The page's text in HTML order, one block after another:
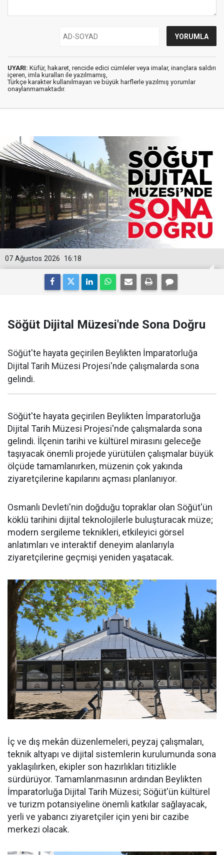
UYARI: Küfür, hakaret, rencide edici cümleler veya imalar, inançlara saldırı
içeren, imla kuralları ile yazılmamış,
Türkçe karakter kullanılmayan ve büyük harflerle yazılmış yorumlar
onaylanmamaktadır.
16:18
07 Ağustos 2026
Söğüt Dijital Müzesi'nde Sona Doğru
Söğüt'te hayata geçirilen Beylikten İmparatorluğa
Dijital Tarih Müzesi Projesi'nde çalışmalarda sona
gelindi.
Söğüt'te hayata geçirilen Beylikten İmparatorluğa
Dijital Tarih Müzesi Projesi'nde çalışmalarda sona
gelindi. İlçenin tarihi ve kültürel mirasını geleceğe
taşıyacak önemli projede yürütülen çalışmalar büyük
ölçüde tamamlanırken, müzenin çok yakında
ziyaretçilerine kapılarını açması planlanıyor.
Osmanlı Devleti'nin doğduğu topraklar olan Söğüt'ün
köklü tarihini dijital teknolojilerle buluşturacak müze;
modern sergileme teknikleri, etkileyici görsel
anlatımları ve interaktif deneyim alanlarıyla
ziyaretçilerine geçmişi yeniden yaşatacak.
İç ve dış mekân düzenlemeleri, peyzaj çalışmaları,
teknik altyapı ve dijital sistemlerin kurulumunda sona
yaklaşılırken, ekipler son hazırlıkları titizlikle
sürdürüyor. Tamamlanmasının ardından Beylikten
İmparatorluğa Dijital Tarih Müzesi; Söğüt'ün kültürel
ve turizm potansiyeline önemli katkılar sağlayacak,
yerli ve yabancı ziyaretçiler için yeni bir cazibe
merkezi olacak.